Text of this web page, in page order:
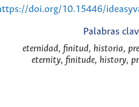
doi.org/10.15446/
Palabras
eternidad, finitud, historia,
eternity, finitude, history,